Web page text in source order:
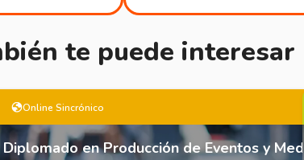
te puede interesar
Educativa
Online Sincrónico
Diplomado en Producción de Eventos y